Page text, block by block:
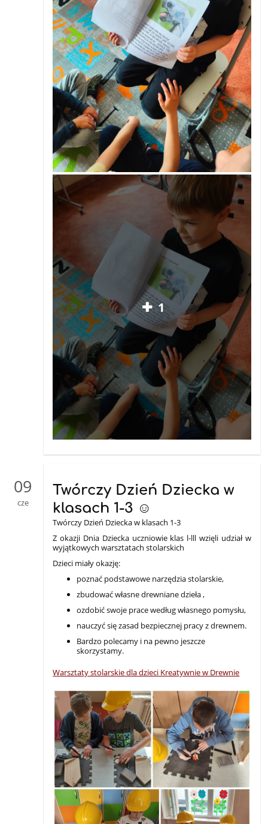
1
09
cze
Twórczy Dzień Dziecka w
klasach 1-3 ☺️
Twórczy Dzień Dziecka w klasach 1-3
Z okazji Dnia Dziecka uczniowie klas l-lll wzięli udział w
wyjątkowych warsztatach stolarskich
Dzieci miały okazję:
poznać podstawowe narzędzia stolarskie,
zbudować własne drewniane dzieła ,
ozdobić swoje prace według własnego pomysłu,
nauczyć się zasad bezpiecznej pracy z drewnem.
Bardzo polecamy i na pewno jeszcze
skorzystamy.
Warsztaty stolarskie dla dzieci Kreatywnie w Drewnie